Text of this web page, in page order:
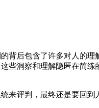
背后包含了许多对人的
洞察和理解隐匿在简练
评判，最终还是要回到